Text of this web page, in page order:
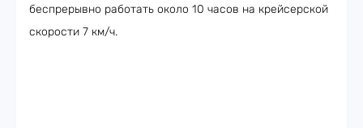
беспрерывно работать около 10 часов на крейсерской
скорости 7 км/ч.